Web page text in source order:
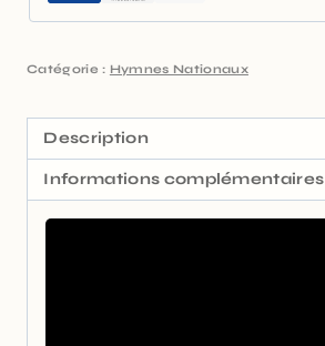
Catégorie : Hymnes Nationaux
Description
Informations complémentaires